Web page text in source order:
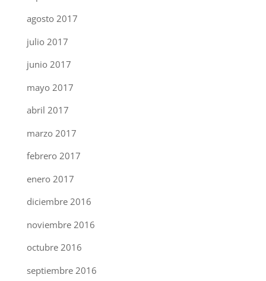
agosto 2017
julio 2017
junio 2017
mayo 2017
abril 2017
marzo 2017
febrero 2017
enero 2017
diciembre 2016
noviembre 2016
octubre 2016
septiembre 2016